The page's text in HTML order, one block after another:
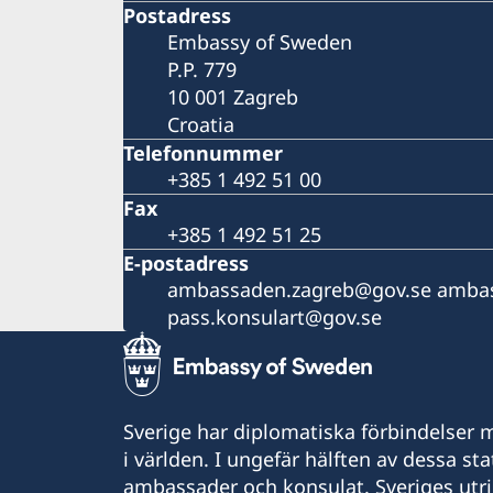
Postadress
Embassy of Sweden
P.P. 779
10 001 Zagreb
Croatia
Telefonnummer
+385 1 492 51 00
Fax
+385 1 492 51 25
E-postadress
ambassaden.zagreb@gov.se
pass.konsulart@gov.se
Sverige har diplomatiska förbindelser
i världen. I ungefär hälften av dessa
ambassader och konsulat. Sveriges